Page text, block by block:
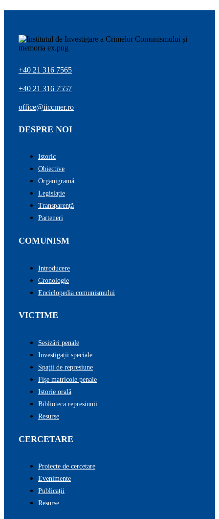
+40 21 316 7565
+40 21 316 7557
office@iiccmer.ro
DESPRE NOI
Istoric
Obiective
Organigramă
Legislație
Transparenţă
Parteneri
COMUNISM
Introducere
Cronologie
Enciclopedia comunismului
VICTIME
Sesizări penale
Investigații speciale
Spații de represiune
Fișe matricole penale
Istorie orală
Biblioteca represiunii
Resurse
CERCETARE
Proiecte de cercetare
Evenimente
Publicații
Resurse